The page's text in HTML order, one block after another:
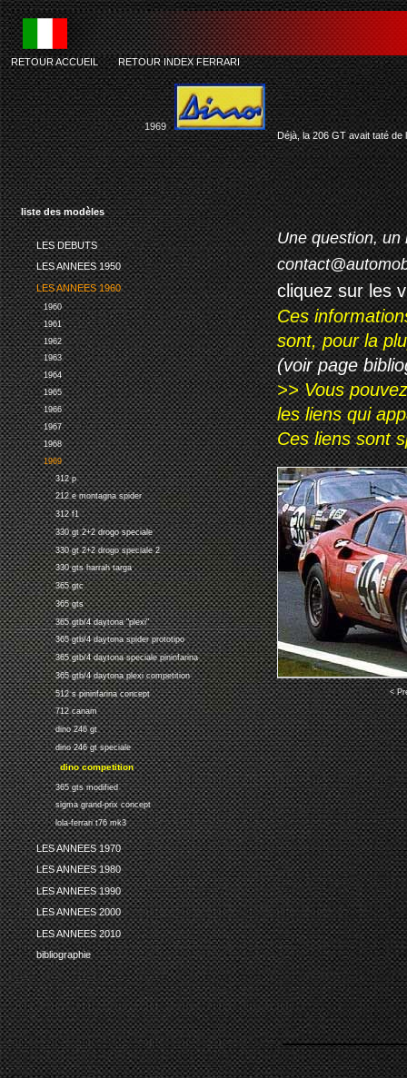
liste des modèles
LES DEBUTS
LES ANNEES 1950
LES ANNEES 1960
1960
1961
1962
1963
1964
1965
1966
1967
1968
1969
312 p
212 e montagna spider
312 f1
330 gt 2+2 drogo speciale
330 gt 2+2 drogo speciale 2
330 gts harrah targa
365 gtc
365 gts
365 gtb/4 daytona "plexi"
365 gtb/4 daytona spider prototipo
365 gtb/4 daytona speciale pininfarina
365 gtb/4 daytona plexi competition
512 s pininfarina concept
712 canam
dino 246 gt
dino 246 gt speciale
dino competition
365 gts modified
sigma grand-prix concept
lola-ferrari t76 mk3
LES ANNEES 1970
LES ANNEES 1980
LES ANNEES 1990
LES ANNEES 2000
LES ANNEES 2010
bibliographie
RETOUR ACCUEIL-RETOUR INDEX FERRARI
1969
Déjà, la 206 GT avait taté de
Une question, un
cliquez sur les
Ces
sont, pour la
(voir page
>> Vous
les liens qui
Ces liens sont
<